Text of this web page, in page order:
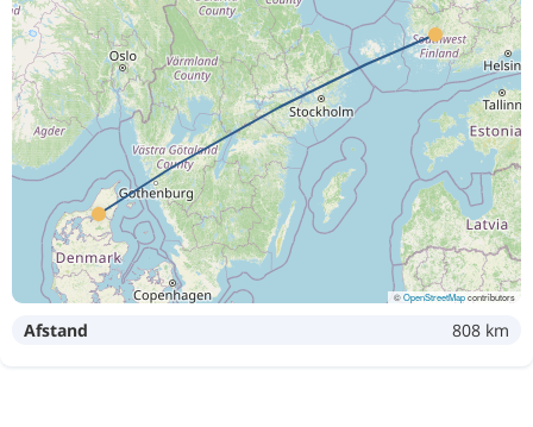
©OpenStreetMapcontributors
Afstand 808 km